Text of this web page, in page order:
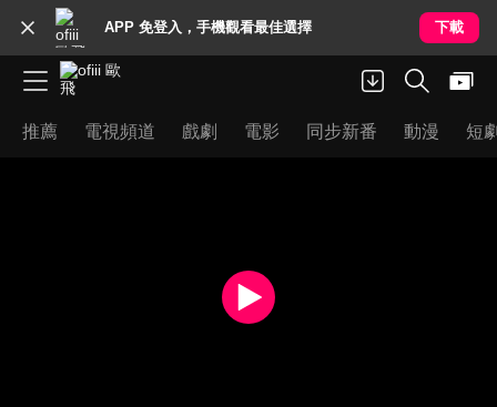
APP 免登入，手機觀看最佳選擇 下載
推薦 電視頻道 戲劇 電影 同步新番 動漫 短